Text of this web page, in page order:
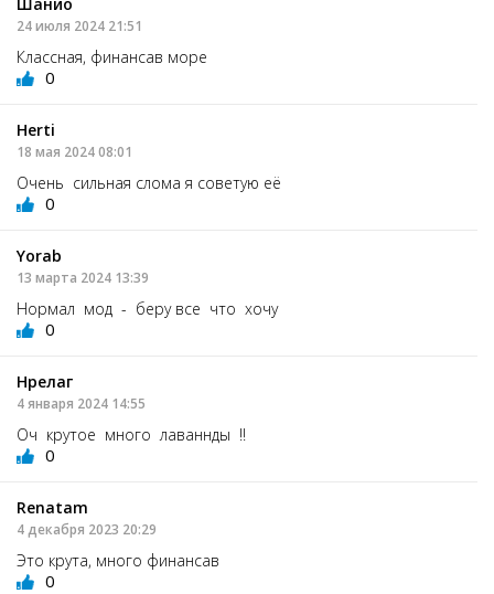
24 июля 2024 21:51
Классная, финансав море
0
Herti
18 мая 2024 08:01
Очень сильная слома я советую её
0
Yorab
13 марта 2024 13:39
Нормал мод - беру все что хочу
0
Нрелаг
4 января 2024 14:55
Оч крутое много лаваннды !!
0
Renatam
4 декабря 2023 20:29
Это крута, много финансав
0